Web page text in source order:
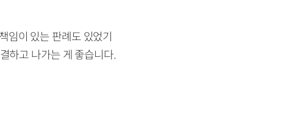
임이 있는 판례도 있었기
하고 나가는 게 좋습니다.